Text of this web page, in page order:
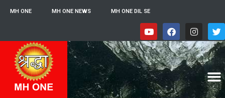
MH ONE MH ONE NEWS MH ONE DIL SE